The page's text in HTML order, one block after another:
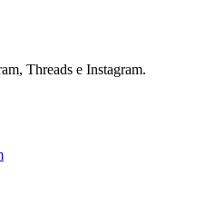
Threads e Instagram.